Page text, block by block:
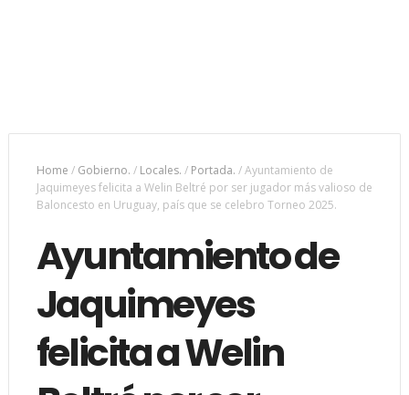
Home / Gobierno. / Locales. / Portada. /Ayuntamiento de
Jaquimeyes felicita a Welin Beltré por ser jugador más valioso de
Baloncesto en Uruguay, país que se celebro Torneo 2025.
Ayuntamiento de
Jaquimeyes
felicita a Welin